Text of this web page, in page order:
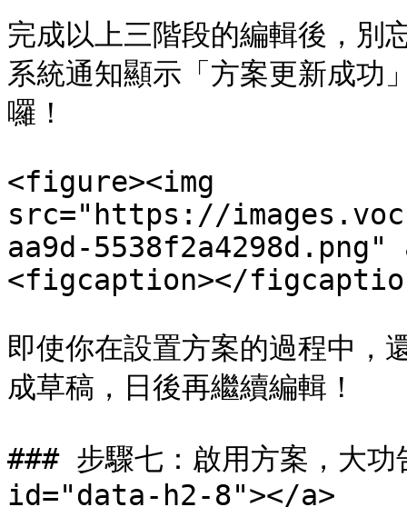
完成以上三階段的編輯後，別
系統通知顯示「方案更新成功
囉！
<figure><img
src="https://
aa9d-
<figcaption></
即使你在設置方案的過程中，
成草稿，日後再繼續編輯！
### 步驟七：啟用方案，
id="data-h2-8"></a>